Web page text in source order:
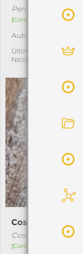
Pentodon idiota
[Comum]
Autóctone
Última observação por:
Nicole Viana
Coscinia cribraria
Coscinia cribraria
[Comum]






